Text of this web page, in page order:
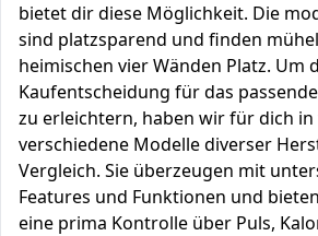
bietet dir diese Möglichkeit. Die
sind platzsparend und finden
heimischen vier Wänden Platz. Um
Kaufentscheidung für das
zu erleichtern, haben wir für dich
verschiedene Modelle diverser
Vergleich. Sie überzeugen mit
Features und Funktionen und
eine prima Kontrolle über Puls,